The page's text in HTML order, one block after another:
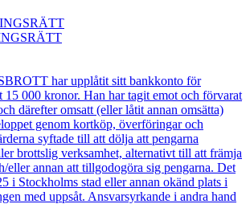
har upplåtit sitt bankkonto för
15 000 kronor. Han har tagit emot och förvarat
därefter omsatt (eller låtit annan omsätta)
genom kortköp, överföringar och
syftade till att dölja att pengarna
brottslig verksamhet, alternativt till att främja
eller annan att tillgodogöra sig pengarna. Det
i Stockholms stad eller annan okänd plats i
med uppsåt. Ansvarsyrkande i andra hand